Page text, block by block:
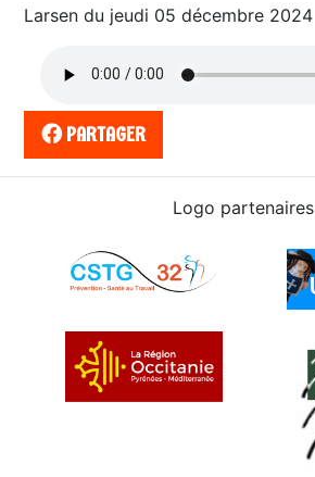
Larsen du jeudi 05 décembre 2024
PARTAGER
Logo partenaires